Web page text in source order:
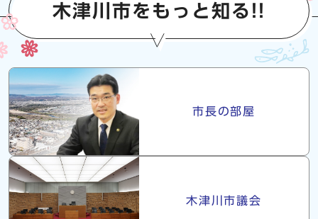
木津川市をもっと知る!!
市長・議会
市長の部屋
木津川市議会